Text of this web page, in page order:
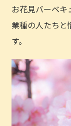
お花見バーベキ
業種の人たちと
す。